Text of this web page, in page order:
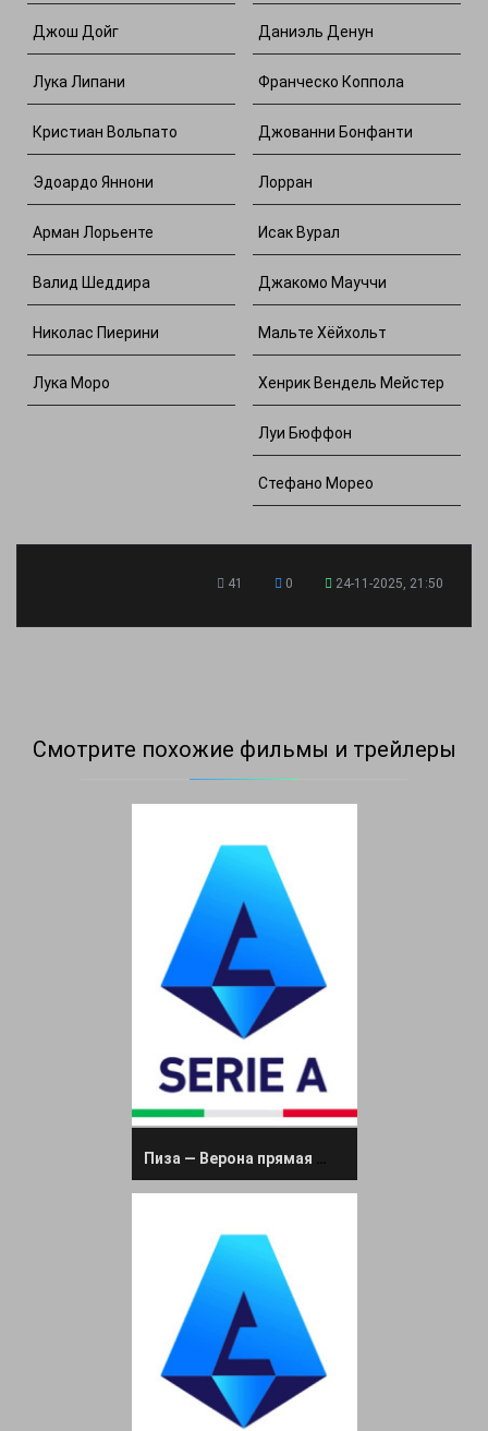
Джош Дойг
Лука Липани
Кристиан Вольпато
Эдоардо Яннони
Арман Лорьенте
Валид Шеддира
Николас Пиерини
Лука Моро
Даниэль Денун
Франческо Коппола
Джованни Бонфанти
Лорран
Исак Вурал
Джакомо Мауччи
Мальте Хёйхольт
Хенрик Вендель Мейстер
Луи Бюффон
Стефано Морео
41 0 24-11-2025, 21:50
Смотрите похожие фильмы и трейлеры